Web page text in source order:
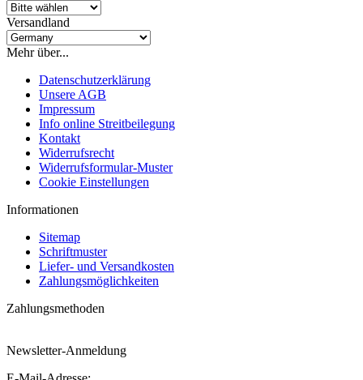
Versandland
Mehr über...
Datenschutzerklärung
Unsere AGB
Impressum
Info online Streitbeilegung
Kontakt
Widerrufsrecht
Widerrufsformular-Muster
Cookie Einstellungen
Informationen
Sitemap
Schriftmuster
Liefer- und Versandkosten
Zahlungsmöglichkeiten
Zahlungsmethoden
Newsletter-Anmeldung